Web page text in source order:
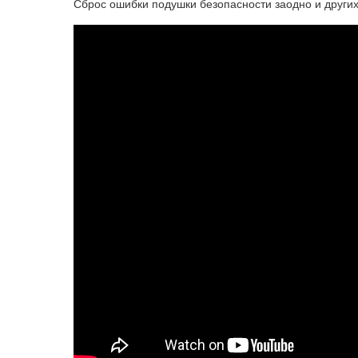
Сброс ошибки подушки безопасности заодно и